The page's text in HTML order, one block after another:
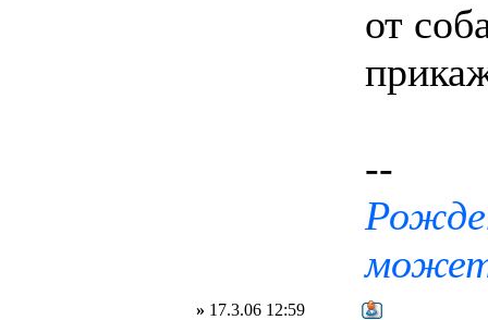
от
--
» 17.3.06 12:59